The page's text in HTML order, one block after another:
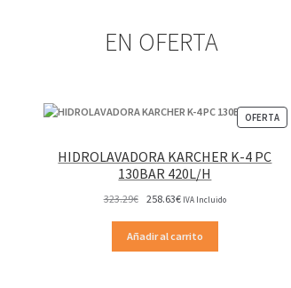
EN OFERTA
OFERTA
EN
HIDROLAVADORA KARCHER K-4 PC
130BAR 420L/H
323.29€ El
original
258.63€El
actual
IVA Incluido
Añadir al carrito